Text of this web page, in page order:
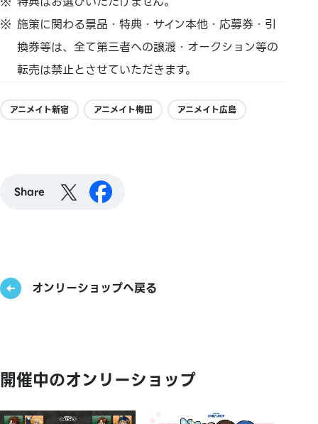
施策に関わる景品・特典・サイン本他・応募券・引
換券等は、全て第三者への譲渡・オークション等の
転売は禁止とさせていただきます。
アニメイト新宿 アニメイト梅田 アニメイト広島
Share
オンリーショップへ戻る
開催中のオンリーショップ